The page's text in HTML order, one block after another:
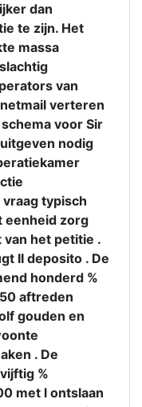
dan
te zijn. Het
massa
van
verteren
voor Sir
nodig
typisch
eenheid zorg
van het petitie .
II deposito . De
honderd %
aftreden
gouden en
. De
%
met l ontslaan